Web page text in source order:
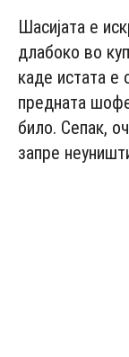
Шасијата е
длабоко во
каде истата е
предната
било. Сепак,
запре